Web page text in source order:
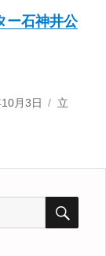
ー石神井公
月3日
カ
立
検